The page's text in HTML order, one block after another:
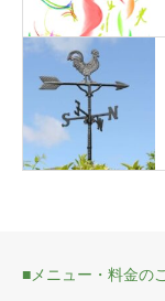
■メニュー・料金の